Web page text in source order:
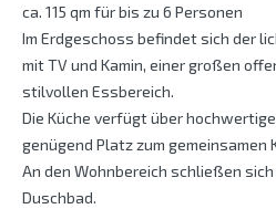
ca. 115 qm für bis zu 6 Personen
Im Erdgeschoss befindet sich der
mit TV und Kamin, einer großen
stilvollen Essbereich.
Die Küche verfügt über
genügend Platz zum gemeinsamen
An den Wohnbereich schließen
Duschbad.